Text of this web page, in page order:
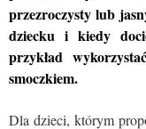
przezroczysty lub
dziecku i kiedy
przykład
smoczkiem.
Dla dzieci, którym